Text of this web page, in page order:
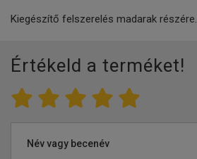
Kiegészítő felszerelés madarak részére.
Értékeld a terméket!
Név vagy becenév